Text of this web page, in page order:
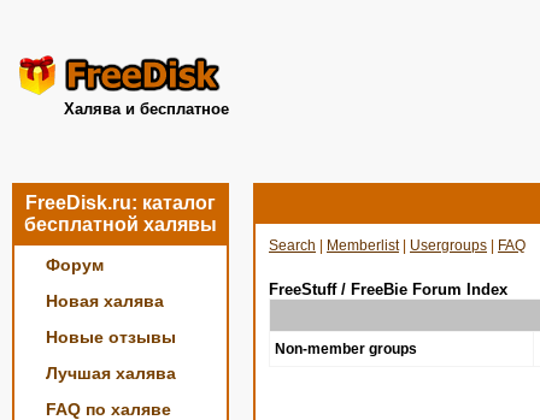
Халява и бесплатное
FreeDisk.ru: каталог
бесплатной халявы
Форум
Новая халява
Новые отзывы
Лучшая халява
FAQ по халяве
Search Memberlist| Usergroups FAQ
FreeStuff / FreeBie Forum Index
Non-member groups